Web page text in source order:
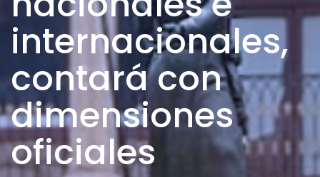
internacionales,
contará con
dimensiones
oficiales